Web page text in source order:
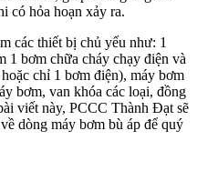
có hỏa hoạn xảy ra.
các thiết bị chủ yếu như: 1
1 bơm chữa cháy chạy điện và
chỉ 1 bơm điện), máy bơm
bơm, van khóa các loại, đồng
viết này, PCCC Thành Đạt sẽ
dòng máy bơm bù áp để quý